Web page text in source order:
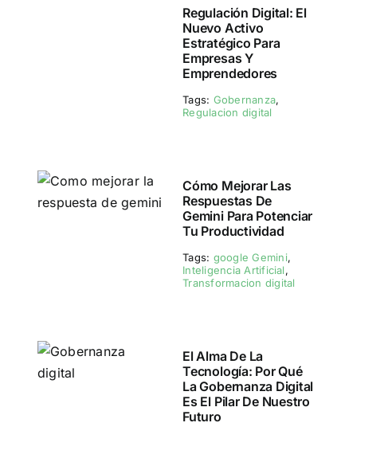
Regulación Digital: El
Nuevo Activo
Estratégico Para
Empresas Y
Emprendedores
Tags: Gobernanza,
Regulacion digital
Cómo Mejorar Las
Respuestas De
Gemini Para Potenciar
Tu Productividad
Tags: google Gemini,
Inteligencia Artificial,
Transformacion digital
El Alma De La
Tecnología: Por Qué
La Gobernanza Digital
Es El Pilar De Nuestro
Futuro